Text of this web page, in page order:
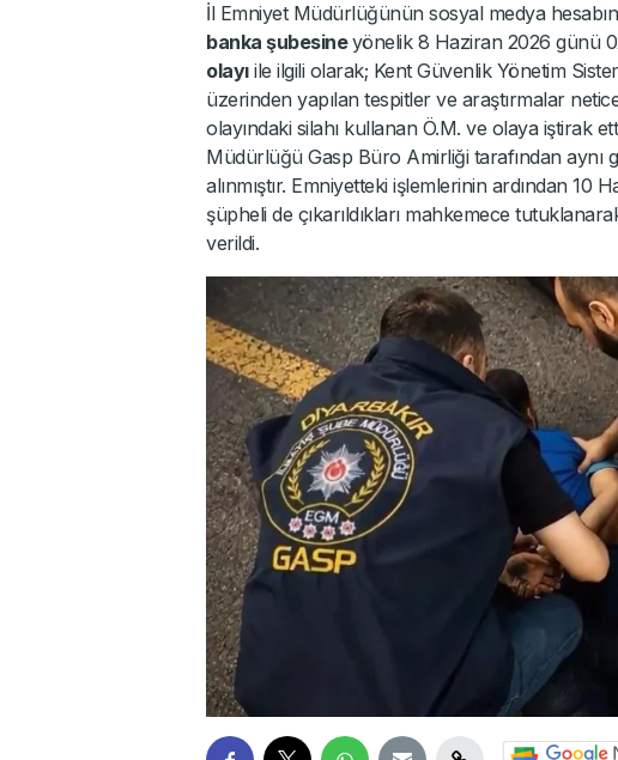
İl Emniyet Müdürlüğünün sosyal medya
banka şubesineyönelik 8 Haziran 2026 günü
olayıile ilgili olarak; Kent Güvenlik Yönetim
üzerinden yapılan tespitler ve araştırmalar
olayındaki silahı kullanan Ö.M. ve olaya iştirak
Müdürlüğü Gasp Büro Amirliği tarafından aynı
alınmıştır. Emniyetteki işlemlerinin ardından
şüpheli de çıkarıldıkları mahkemece
verildi.